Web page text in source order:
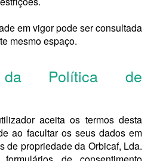
em vigor pode ser consultada
mesmo espaço.
da Política de
aceita os termos desta
ao facultar os seus dados em
de propriedade da Orbicaf, Lda.